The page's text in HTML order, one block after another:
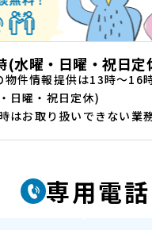
(水曜・日曜・祝日定
物件情報提供は13時〜16
日曜・祝日定休)
はお取り扱いできない業
専用電話